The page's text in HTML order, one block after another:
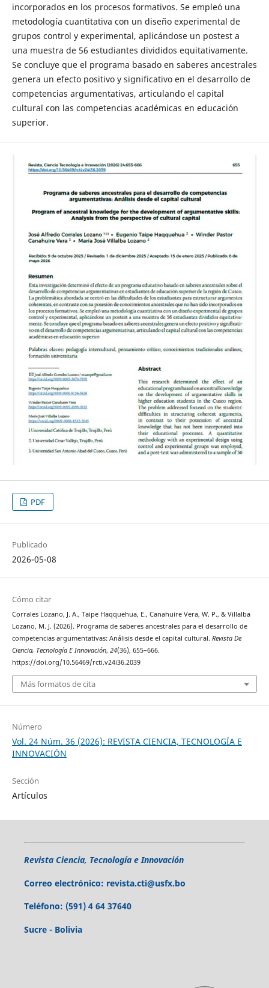
incorporados en los procesos formativos. Se empleó una
metodología cuantitativa con un diseño experimental de
grupos control y experimental, aplicándose un postest a
una muestra de 56 estudiantes divididos equitativamente.
Se concluye que el programa basado en saberes ancestrales
genera un efecto positivo y significativo en el desarrollo de
competencias argumentativas, articulando el capital
cultural con las competencias académicas en educación
superior.
PDF
Publicado
2026-05-08
Cómo citar
Corrales Lozano, J. A., Taipe Haqquehua, E., Canahuire Vera, W. P., & Villalba
Lozano, M. J. (2026). Programa de saberes ancestrales para el desarrollo de
competencias argumentativas: Análisis desde el capital cultural. Revista De
Ciencia, Tecnología E Innovación, 24(36), 655–666.
https://doi.org/10.56469/rcti.v24i36.2039
Más formatos de cita
Número
Vol. 24 Núm. 36 (2026): REVISTA CIENCIA, TECNOLOGÍA E
INNOVACIÓN
Sección
Artículos
Revista Ciencia, Tecnología e Innovación
Correo electrónico: revista.cti@usfx.bo
Teléfono: (591) 4 64 37640
Sucre - Bolivia